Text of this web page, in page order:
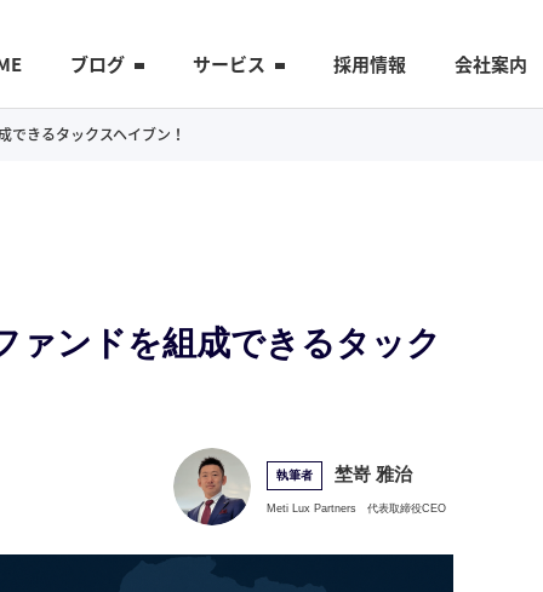
ブログ サービス 採用情報 会社案内
きるタックスヘイブン！
ァンドを組成できるタック
執筆者 埜嵜 雅治
Meti Lux Partners 代表取締役CEO